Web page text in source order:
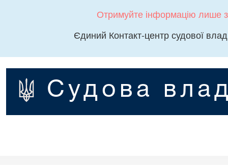
Отримуйте інформацію лише
Єдиний Контакт-центр судової
Судова